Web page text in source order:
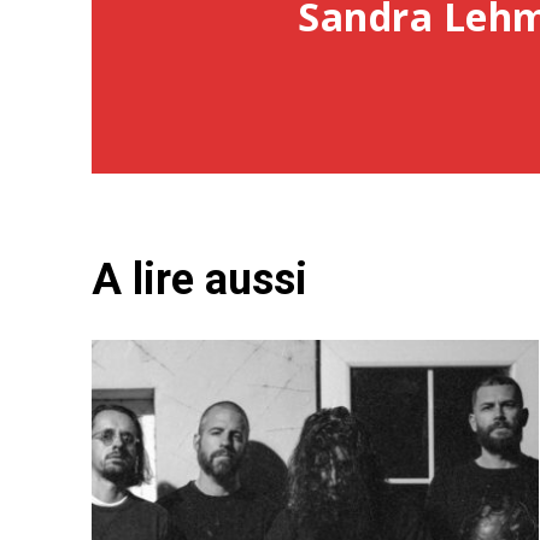
Sandra
A lire aussi